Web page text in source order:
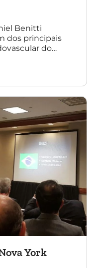
Benitti
dos principais
do
no tratamento
operados
York